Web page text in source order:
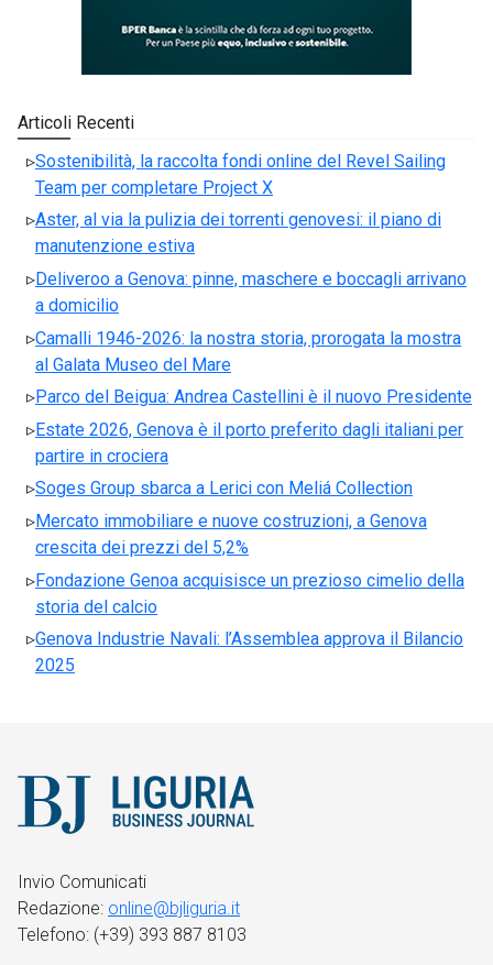
Articoli Recenti
Sostenibilità, la raccolta fondi online del Revel Sailing
Team per completare Project X
Aster, al via la pulizia dei torrenti genovesi: il piano di
manutenzione estiva
Deliveroo a Genova: pinne, maschere e boccagli arrivano
a domicilio
Camalli 1946-2026: la nostra storia, prorogata la mostra
al Galata Museo del Mare
Parco del Beigua: Andrea Castellini è il nuovo Presidente
Estate 2026, Genova è il porto preferito dagli italiani per
partire in crociera
Soges Group sbarca a Lerici con Meliá Collection
Mercato immobiliare e nuove costruzioni, a Genova
crescita dei prezzi del 5,2%
Fondazione Genoa acquisisce un prezioso cimelio della
storia del calcio
Genova Industrie Navali: l’Assemblea approva il Bilancio
2025
Invio Comunicati
Redazione: online@bjliguria.it
Telefono: (+39) 393 887 8103